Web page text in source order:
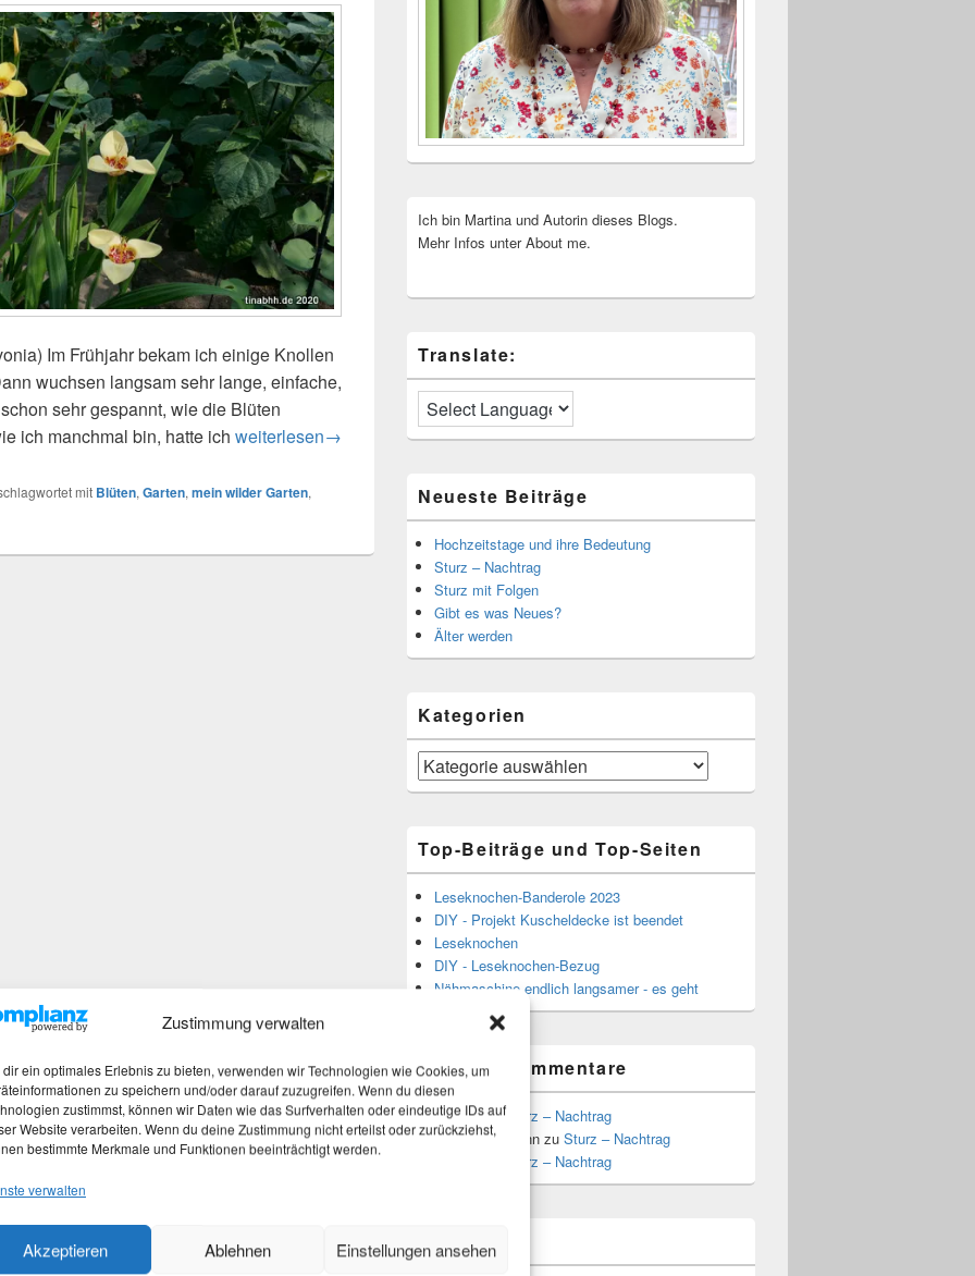
Zustimmung verwalten
dir ein optimales Erlebnis zu bieten, verwenden wir Technologien wie Cookies, um
zu speichern und/oder darauf zuzugreifen. Wenn du diesen
zustimmst, können wir Daten wie das Surfverhalten oder eindeutige IDs auf
Website verarbeiten. Wenn du deine Zustimmung nicht erteilst oder zurückziehst,
bestimmte Merkmale und Funktionen beeinträchtigt werden.
verwalten
Akzeptieren Ablehnen Einstellungen ansehen
Im Frühjahr bekam ich einige Knollen
wuchsen langsam sehr lange, einfache,
sehr gespannt, wie die Blüten
ich manchmal bin, hatte ich Tigerblume (Tigridia pavonia)
weiterlesen→
mit Blüten,Garten,mein wilder Garten,
Ich bin Martina und Autorin dieses Blogs.
Mehr Infos unter About me.
Translate:
Neueste Beiträge
Hochzeitstage und ihre Bedeutung
Sturz – Nachtrag
Sturz mit Folgen
Gibt es was Neues?
Älter werden
Kategorien
Kategorien
Top-Beiträge und Top-Seiten
Leseknochen-Banderole 2023
DIY - Projekt Kuscheldecke ist beendet
Leseknochen
DIY - Leseknochen-Bezug
Nähmaschine endlich langsamer - es geht
Neueste Kommentare
MartinazuSturz – Nachtrag
Stefan Hoffmann zu Sturz – Nachtrag
Sturz – Nachtrag
Themen